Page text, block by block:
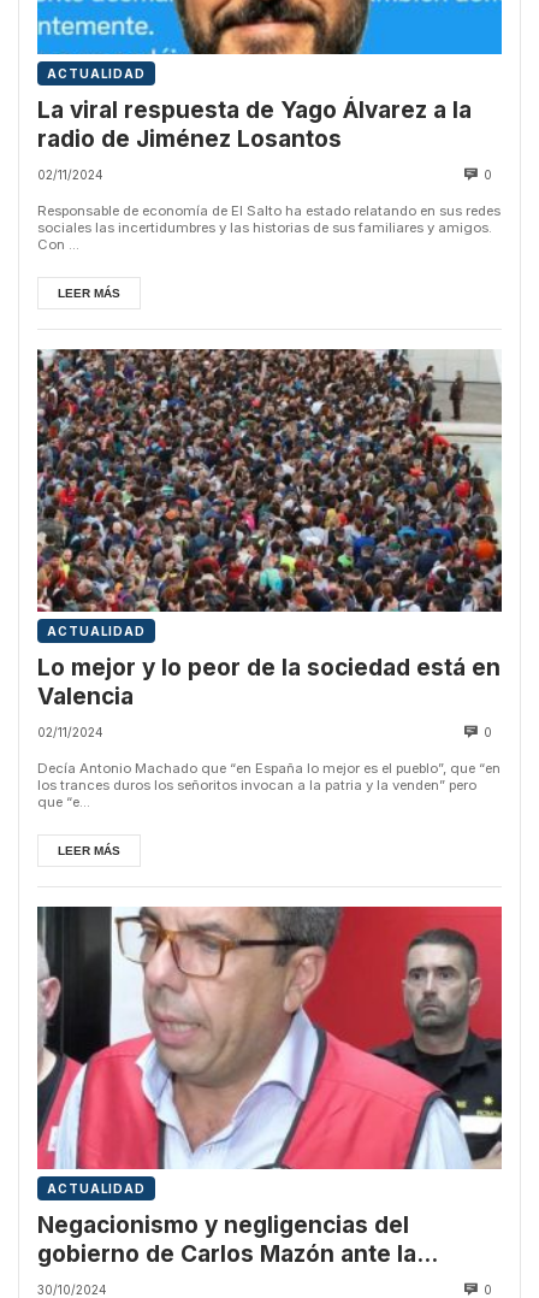
ACTUALIDAD
La viral respuesta de Yago Álvarez a la
radio de Jiménez Losantos
02/11/2024 0
Responsable de economía de El Salto ha estado relatando en sus redes
sociales las incertidumbres y las historias de sus familiares y amigos.
Con ...
LEER MÁS
ACTUALIDAD
Lo mejor y lo peor de la sociedad está en
Valencia
02/11/2024 0
Decía Antonio Machado que “en España lo mejor es el pueblo”, que “en
los trances duros los señoritos invocan a la patria y la venden” pero
que “e...
LEER MÁS
ACTUALIDAD
Negacionismo y negligencias del
gobierno de Carlos Mazón ante la
catástrofe en Valencia
30/10/2024 0